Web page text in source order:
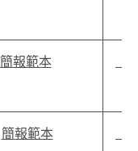
簡報範本
簡報範本